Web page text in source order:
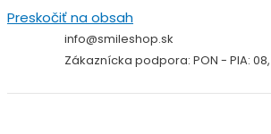
Preskočiť na obsah
info@smileshop.sk
Zákaznícka podpora: PON - PIA: 08,